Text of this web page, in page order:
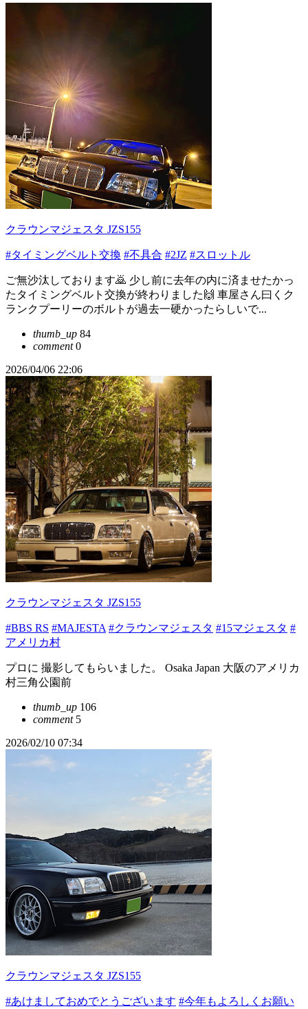
クラウンマジェスタ JZS155
#タイミングベルト交換 #不具合 #2JZ #スロットル
ご無沙汰しております🙇 少し前に去年の内に済ませたかっ
たタイミングベルト交換が終わりました🙌 車屋さん曰くク
ランクプーリーのボルトが過去一硬かったらしいで...
thumb_up 84
comment0
2026/04/06 22:06
クラウンマジェスタ JZS155
#BBS RS #MAJESTA #クラウンマジェスタ #15マジェスタ #
アメリカ村
プロに 撮影してもらいました。 Osaka Japan 大阪のアメリカ
村三角公園前
thumb_up 106
comment5
2026/02/10 07:34
クラウンマジェスタ JZS155
#あけましておめでとうございます #今年もよろしくお願い